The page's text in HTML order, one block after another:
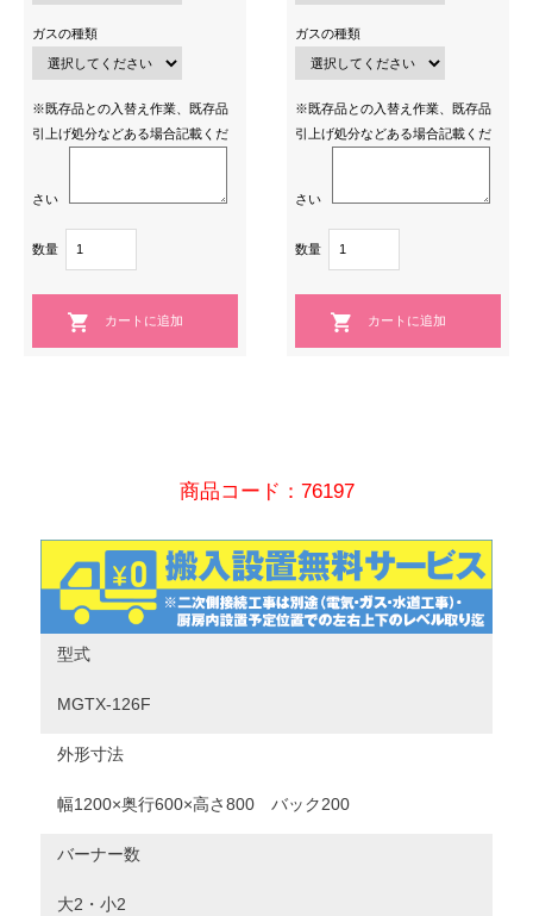
ガスの種類
※既存品との入替え作業、既存品
引上げ処分などある場合記載くだ
さい
数量
ガスの種類
※既存品との入替え作業、既存品
引上げ処分などある場合記載くだ
さい
数量
商品コード：76197
型式
MGTX-126F
外形寸法
幅1200×奥行600×高さ800 バック200
バーナー数
大2・小2